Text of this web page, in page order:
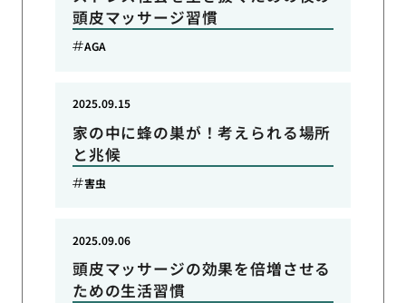
頭皮マッサージ習慣
AGA
家の中に蜂の巣が！考えられる場所
と兆候
2025.09.15
害虫
頭皮マッサージの効果を倍増させる
ための生活習慣
2025.09.06